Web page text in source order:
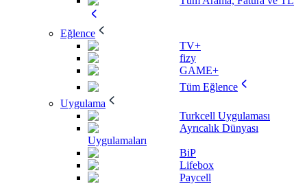
Eğlence
TV+
fizy
GAME+
Tüm Eğlence
Uygulama
Turkcell Uygulaması
Ayrıcalık Dünyası
Uygulamaları
BiP
Lifebox
Paycell